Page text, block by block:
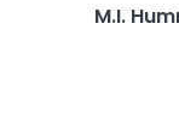
M.I.